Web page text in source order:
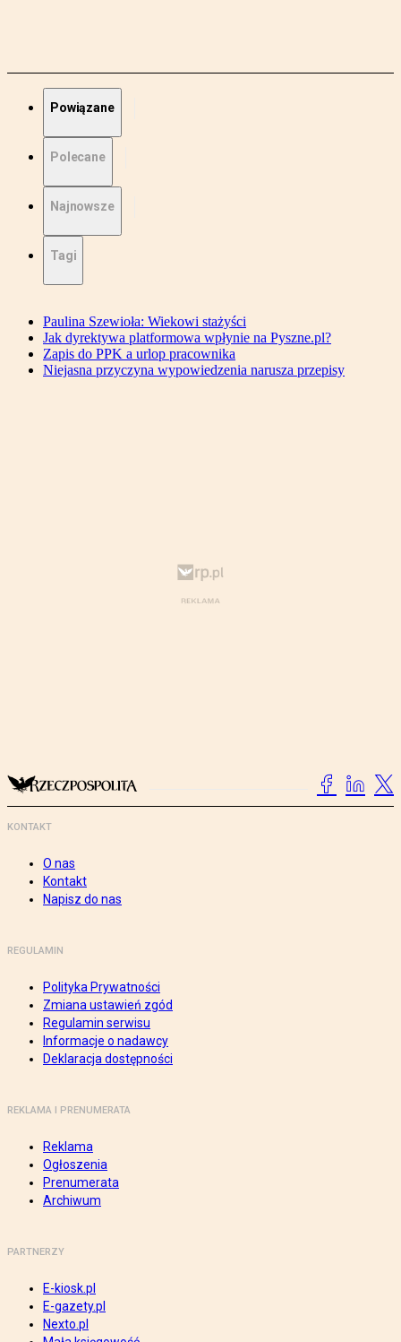
Powiązane
Polecane
Najnowsze
Tagi
Paulina Szewioła: Wiekowi stażyści
Jak dyrektywa platformowa wpłynie na Pyszne.pl?
Zapis do PPK a urlop pracownika
Niejasna przyczyna wypowiedzenia narusza przepisy
KONTAKT
O nas
Kontakt
Napisz do nas
REGULAMIN
Polityka Prywatności
Zmiana ustawień zgód
Regulamin serwisu
Informacje o nadawcy
Deklaracja dostępności
REKLAMA I PRENUMERATA
Reklama
Ogłoszenia
Prenumerata
Archiwum
PARTNERZY
E-kiosk.pl
E-gazety.pl
Nexto.pl